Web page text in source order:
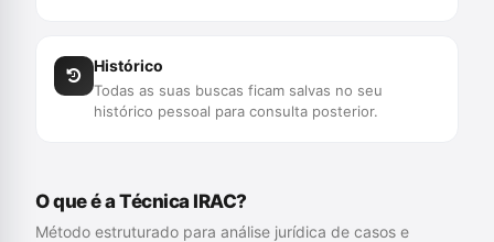
Histórico
Todas as suas buscas ficam salvas no seu
histórico pessoal para consulta posterior.
O que é a Técnica IRAC?
Método estruturado para análise jurídica de casos e